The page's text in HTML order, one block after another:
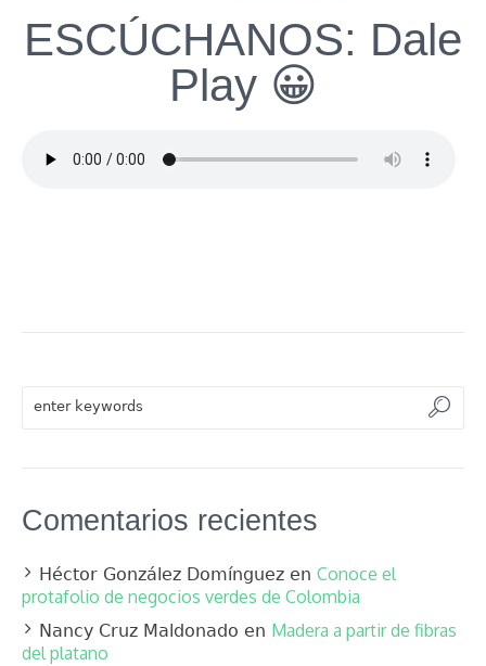
ESCÚCHANOS: Dale
Play 😀
Comentarios recientes
Héctor González Domínguez en Conoce el
protafolio de negocios verdes de Colombia
Nancy Cruz Maldonado en Madera a partir de fibras
del platano